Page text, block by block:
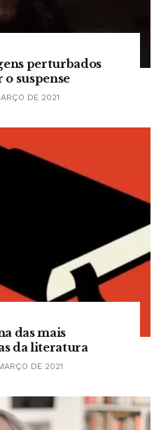
perturbados
suspense
DE 2021
das mais
da literatura
DE 2021